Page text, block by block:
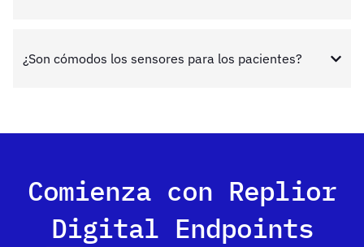
¿Son cómodos los sensores para los pacientes?
Comienza con Replior
Digital Endpoints